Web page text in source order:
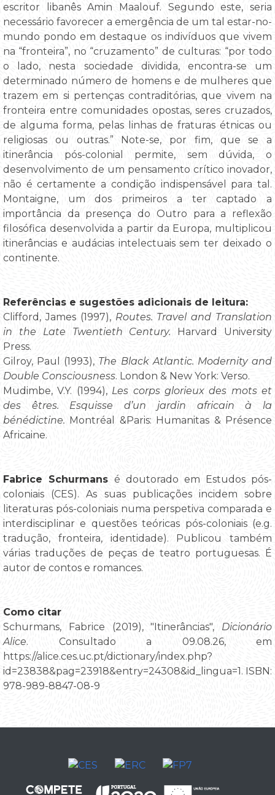
escritor libanês Amin Maalouf. Segundo este, seria
necessário favorecer a emergência de um tal estar-no-
mundo pondo em destaque os indivíduos que vivem
na “fronteira”, no “cruzamento” de culturas: “por todo
o lado, nesta sociedade dividida, encontra-se um
determinado número de homens e de mulheres que
trazem em si pertenças contraditórias, que vivem na
fronteira entre comunidades opostas, seres cruzados,
de alguma forma, pelas linhas de fraturas étnicas ou
religiosas ou outras.” Note-se, por fim, que se a
itinerância pós-colonial permite, sem dúvida, o
desenvolvimento de um pensamento crítico inovador,
não é certamente a condição indispensável para tal.
Montaigne, um dos primeiros a ter captado a
importância da presença do Outro para a reflexão
filosófica desenvolvida a partir da Europa, multiplicou
itinerâncias e audácias intelectuais sem ter deixado o
continente.
Referências e sugestões adicionais de leitura:
Clifford, James (1997), Routes. Travel and Translation
in the Late Twentieth Century. Harvard University
Press.
Gilroy, Paul (1993), The Black Atlantic. Modernity and
Double Consciousness. London & New York: Verso.
Mudimbe, V.Y. (1994), Les corps glorieux des mots et
des êtres. Esquisse d’un jardin africain à la
bénédictine. Montréal &Paris: Humanitas & Présence
Africaine.
Fabrice Schurmans é doutorado em Estudos pós-
coloniais (CES). As suas publicações incidem sobre
literaturas pós-coloniais numa perspetiva comparada e
interdisciplinar e questões teóricas pós-coloniais (e.g.
tradução, fronteira, identidade). Publicou também
várias traduções de peças de teatro portuguesas. É
autor de contos e romances.
Como citar
Schurmans, Fabrice (2019), "Itinerâncias", Dicionário
Alice. Consultado a 09.08.26, em
https://alice.ces.uc.pt/dictionary/index.php?
id=23838&pag=23918&entry=24308&id_lingua=1. ISBN:
978-989-8847-08-9